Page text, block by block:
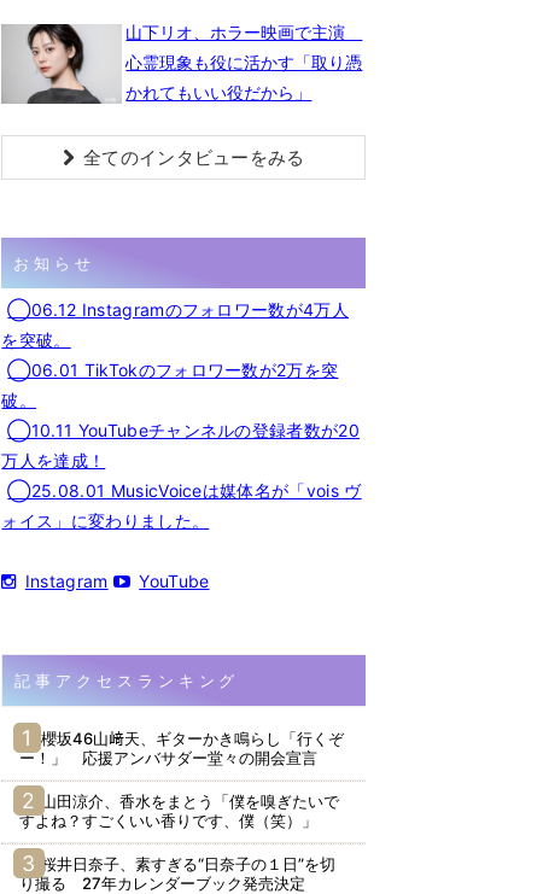
山下リオ、ホラー映画で主演
心霊現象も役に活かす「取り憑
かれてもいい役だから」
全てのインタビューをみる
お知らせ
◯06.12 Instagramのフォロワー数が4万人
を突破。
◯06.01 TikTokのフォロワー数が2万を突
破。
◯10.11 YouTubeチャンネルの登録者数が20
万人を達成！
◯25.08.01 MusicVoiceは媒体名が「vois ヴ
ォイス」に変わりました。
Instagram YouTube
記事アクセスランキング
櫻坂46山﨑天、ギターかき鳴らし「行くぞ
ー！」 応援アンバサダー堂々の開会宣言
山田涼介、香水をまとう「僕を嗅ぎたいで
すよね？すごくいい香りです、僕（笑）」
桜井日奈子、素すぎる“日奈子の１日”を切
り撮る 27年カレンダーブック発売決定